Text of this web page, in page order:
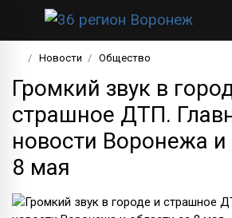
Новости Общество
Громкий звук в
страшное ДТП.
новости Воронежа и
8 мая